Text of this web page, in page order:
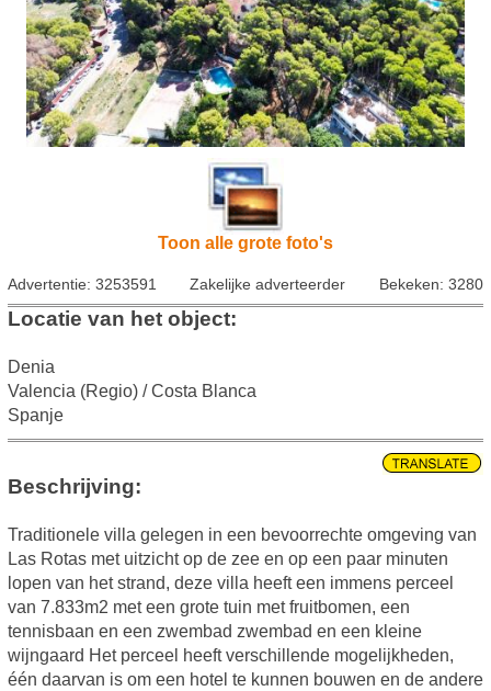
Toon alle grote foto's
Advertentie: 3253591 Zakelijke adverteerder Bekeken: 3280
Locatie van het object:
Denia
Valencia (Regio) / Costa Blanca
Spanje
Beschrijving:
Traditionele villa gelegen in een bevoorrechte omgeving van
Las Rotas met uitzicht op de zee en op een paar minuten
lopen van het strand, deze villa heeft een immens perceel
van 7.833m2 met een grote tuin met fruitbomen, een
tennisbaan en een zwembad zwembad en een kleine
wijngaard Het perceel heeft verschillende mogelijkheden,
één daarvan is om een hotel te kunnen bouwen en de andere